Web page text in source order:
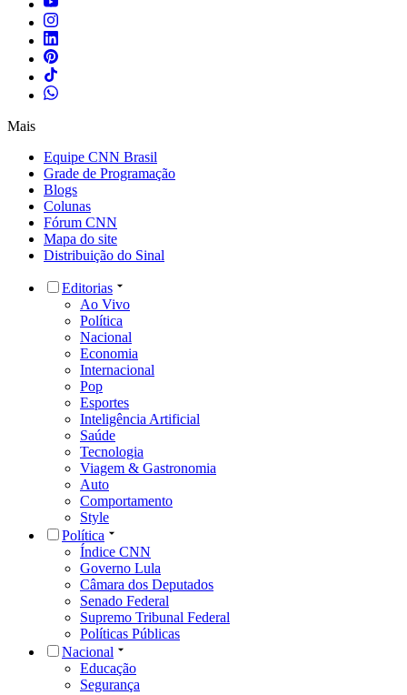
Mais
Equipe CNN Brasil
Grade de Programação
Blogs
Colunas
Fórum CNN
Mapa do site
Distribuição do Sinal
Editorias
Ao Vivo
Política
Nacional
Economia
Internacional
Pop
Esportes
Inteligência Artificial
Saúde
Tecnologia
Viagem & Gastronomia
Auto
Comportamento
Style
Política
Índice CNN
Governo Lula
Câmara dos Deputados
Senado Federal
Supremo Tribunal Federal
Políticas Públicas
Nacional
Educação
Segurança